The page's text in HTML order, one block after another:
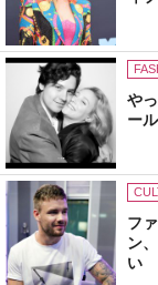
や
ー
フ
ン
い